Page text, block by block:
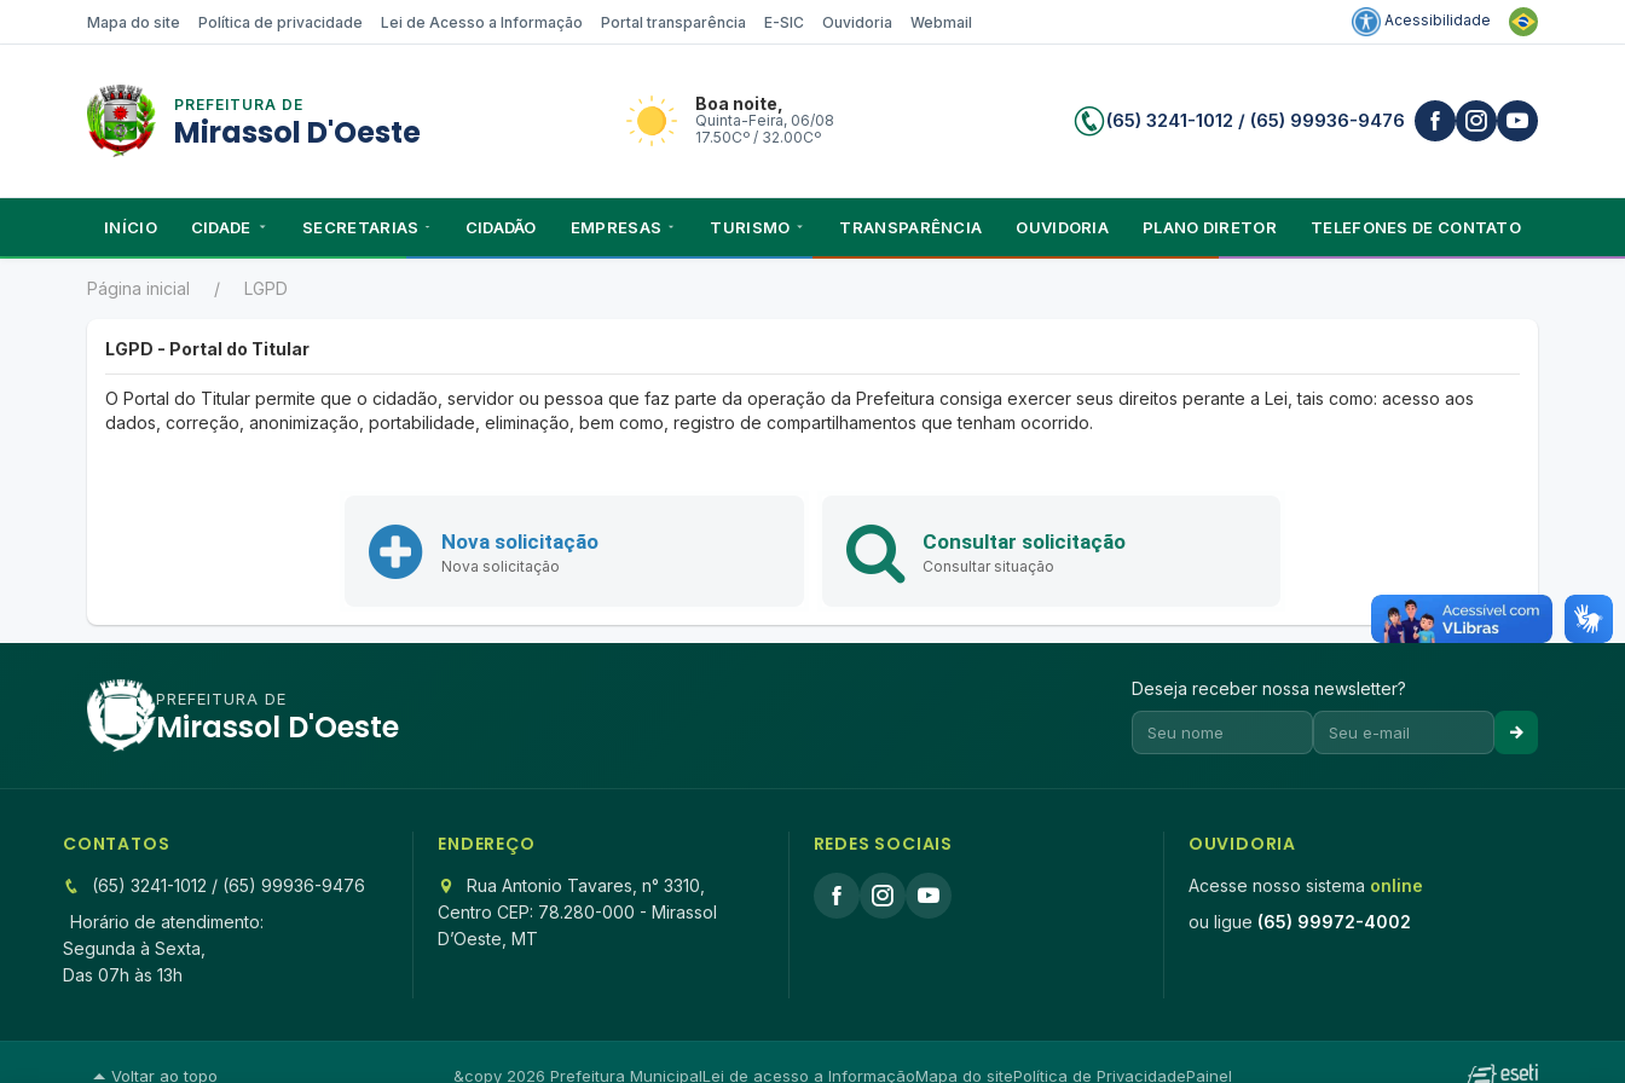
Mapa do site Política de privacidade Lei de Acesso a Informação Portal transparência E-SIC Ouvidoria Webmail Acessibilidade
PREFEITURA DE
Mirassol D'Oeste
Boa noite,
Quinta-Feira, 06/08
17.50Cº / 32.00Cº
(65) 3241-1012 / (65) 99936-9476
INÍCIO CIDADE SECRETARIAS CIDADÃO EMPRESAS TURISMO TRANSPARÊNCIA OUVIDORIA PLANO DIRETOR TELEFONES DE CONTATO
Página inicial LGPD
LGPD - Portal do Titular
O Portal do Titular permite que o cidadão, servidor ou pessoa que faz parte da operação da Prefeitura consiga exercer seus direitos perante a Lei, tais como: acesso aos
dados, correção, anonimização, portabilidade, eliminação, bem como, registro de compartilhamentos que tenham ocorrido.
Nova solicitação
Nova solicitação
Consultar solicitação
Consultar situação
PREFEITURA DE
Mirassol D'Oeste
Deseja receber nossa newsletter?
CONTATOS
(65) 3241-1012 / (65) 99936-9476
Horário de atendimento:
Segunda à Sexta,
Das 07h às 13h
ENDEREÇO
Rua Antonio Tavares, n° 3310,
Centro CEP: 78.280-000 - Mirassol
D’Oeste, MT
REDES SOCIAIS OUVIDORIA
Acesse nosso sistema online
ou ligue (65) 99972-4002
Voltar ao topo &copy 2026 Prefeitura MunicipalLei de acesso a InformaçãoMapa do sitePolítica de PrivacidadePainel